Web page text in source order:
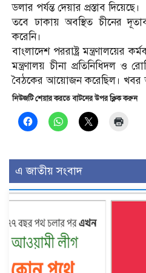
ডলার পর্যন্ত দেয়ার প্রস্তাব দিয়েছে।
তবে ঢাকায় অবস্থিত চীনের
করেনি।
বাংলাদেশ পররাষ্ট্র মন্ত্রণালয়ের
মন্ত্রণালয় চীনা প্রতিনিধিদল ও
বৈঠকের আয়োজন করেছিল। খবর
নিউজটি শেয়ার করতে বাটনের উপর ক্লিক করুন
এ জাতীয় সংবাদ